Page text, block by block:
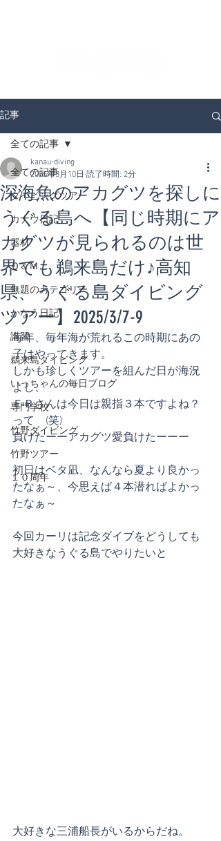
記事
全ての記事
ダイビングツアー
カナウ日記
器材
Ｑ＆Ｍ
無題のカテゴリー
かなう日記
講習
鵜来島ダイビング
いっちゃんの毎日ブログ
専門学校
竹野ダイビング
竹野ツアー
１０周年
全ての記事
深海魚のアカグツを探しに
うぐる島へ【同じ時期にア
カグツが見られるのは世
界でも鵜来島だけ♪高知
県、うぐる島ダイビング
ツアー】2025/3/7-9
kanau-diving
2025年3月10日 読了時間: 2分
毎年、毎年海が荒れるこの時期にあの
子はやってきます。
しかも珍しくツアーを組んだ日が海況
よし、
ＥＢさんは今日は親指３本ですよね？
って　(笑)
負けたーーアカグツ愛負けたーーー
初日はベタ凪、なんなら夏より良かっ
たなぁ～、今思えば４本潜ればよかっ
たなぁ～
今回カーリは記念ダイブをどうしても
大好きなうぐる島でやりたいと
大好きな三浦船長がいるからだね。